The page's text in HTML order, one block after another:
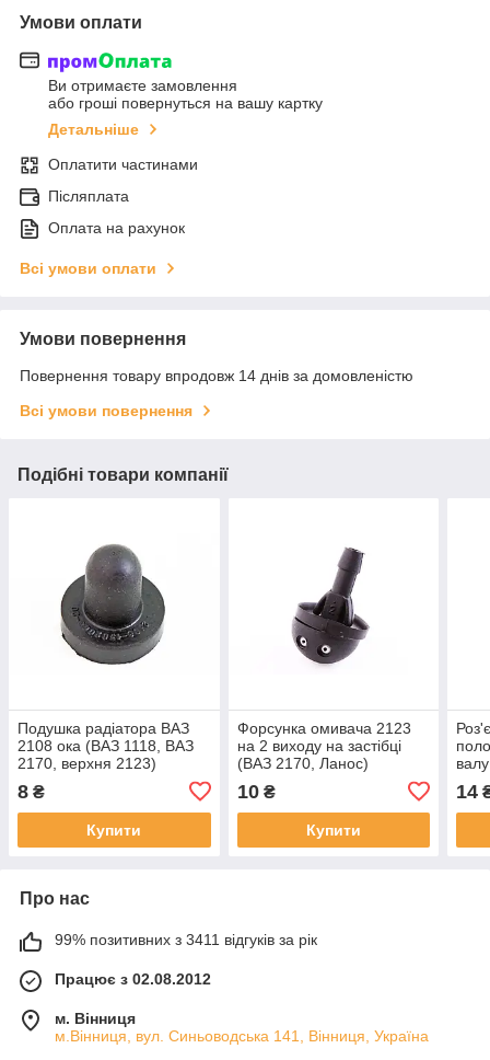
Умови оплати
Ви отримаєте замовлення
або гроші повернуться на вашу картку
Детальніше
Оплатити частинами
Післяплата
Оплата на рахунок
Всі умови оплати
Умови повернення
Повернення товару впродовж 14 днів за домовленістю
Всі умови повернення
Подібні товари компанії
Подушка радіатора ВАЗ
2108 ока (ВАЗ 1118, ВАЗ
2170, верхня 2123)
8 ₴
Купити
Форсунка омивача 2123
на 2 виходу на застібці
(ВАЗ 2170, Ланос)
10₴
Купити
14
Про нас
99% позитивних з 3411 відгуків за рік
Працює з 02.08.2012
м. Вінниця
м.Вінниця, вул. Синьоводська 141, Вінниця, Україна